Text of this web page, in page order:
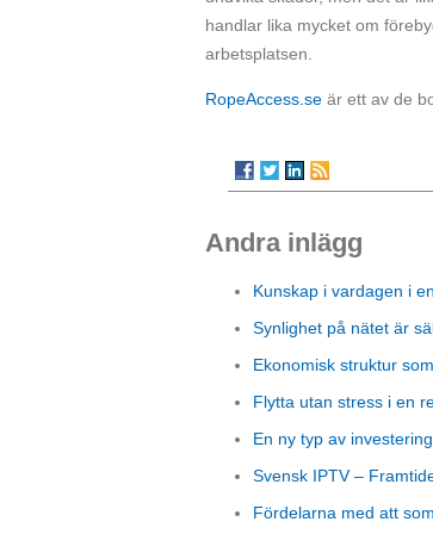
handlar lika mycket om
arbetsplatsen.
RopeAccess.se är ett av de
Andra inlägg
Kunskap i vardagen i
Synlighet på nätet är
Ekonomisk struktur
Flytta utan stress i en
En ny typ av
Svensk IPTV –
Fördelarna med att